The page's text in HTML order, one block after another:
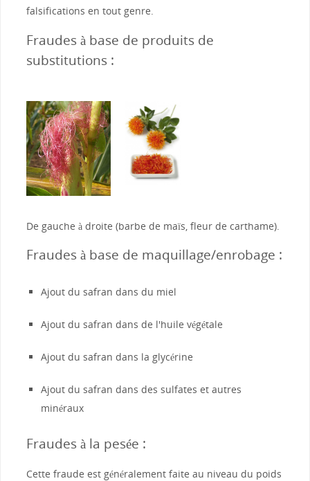
falsifications en tout genre.
Fraudes à base de produits de
substitutions :
De gauche à droite (barbe de maïs, fleur de carthame).
Fraudes à base de maquillage/enrobage :
Ajout du safran dans du miel
Ajout du safran dans de l'huile végétale
Ajout du safran dans la glycérine
Ajout du safran dans des sulfates et autres
minéraux
Fraudes à la pesée :
Cette fraude est généralement faite au niveau du poids